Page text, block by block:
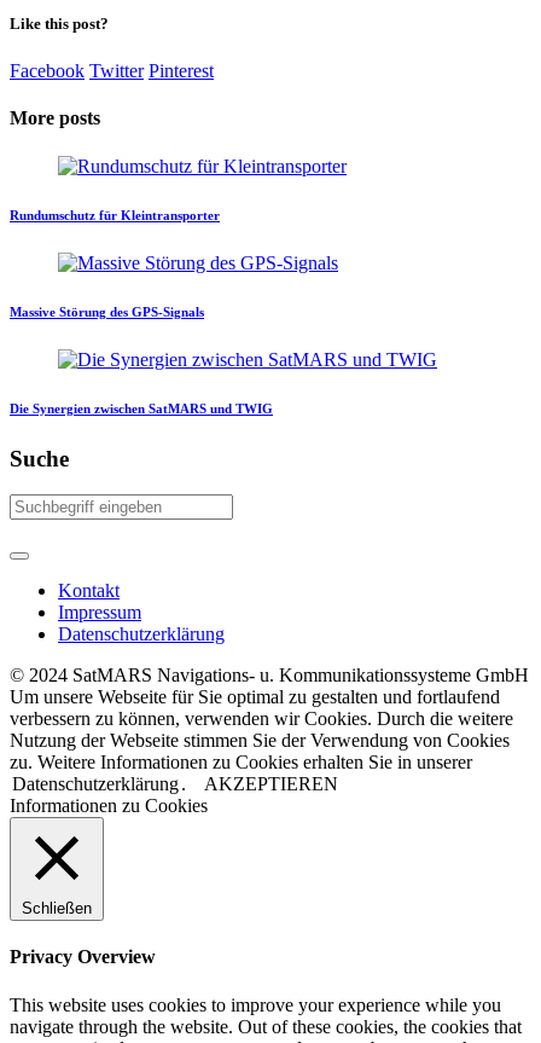
Like this post?
Facebook Twitter Pinterest
More posts
Rundumschutz für Kleintransporter
Massive Störung des GPS-Signals
Die Synergien zwischen SatMARS und TWIG
Suche
Kontakt
Impressum
Datenschutzerklärung
© 2024 SatMARS Navigations- u. Kommunikationssysteme GmbH
Um unsere Webseite für Sie optimal zu gestalten und fortlaufend
verbessern zu können, verwenden wir Cookies. Durch die weitere
Nutzung der Webseite stimmen Sie der Verwendung von Cookies
zu. Weitere Informationen zu Cookies erhalten Sie in unserer
Datenschutzerklärung.
AKZEPTIEREN
Informationen zu Cookies
Schließen
Privacy Overview
This website uses cookies to improve your experience while you
navigate through the website. Out of these cookies, the cookies that